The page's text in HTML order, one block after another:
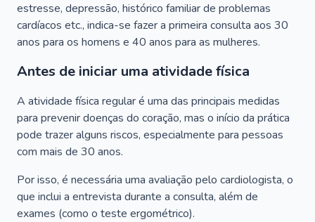
estresse, depressão, histórico familiar de problemas
cardíacos etc., indica-se fazer a primeira consulta aos 30
anos para os homens e 40 anos para as mulheres.
Antes de iniciar uma atividade física
A atividade física regular é uma das principais medidas
para prevenir doenças do coração, mas o início da prática
pode trazer alguns riscos, especialmente para pessoas
com mais de 30 anos.
Por isso, é necessária uma avaliação pelo cardiologista, o
que inclui a entrevista durante a consulta, além de
exames (como o teste ergométrico).